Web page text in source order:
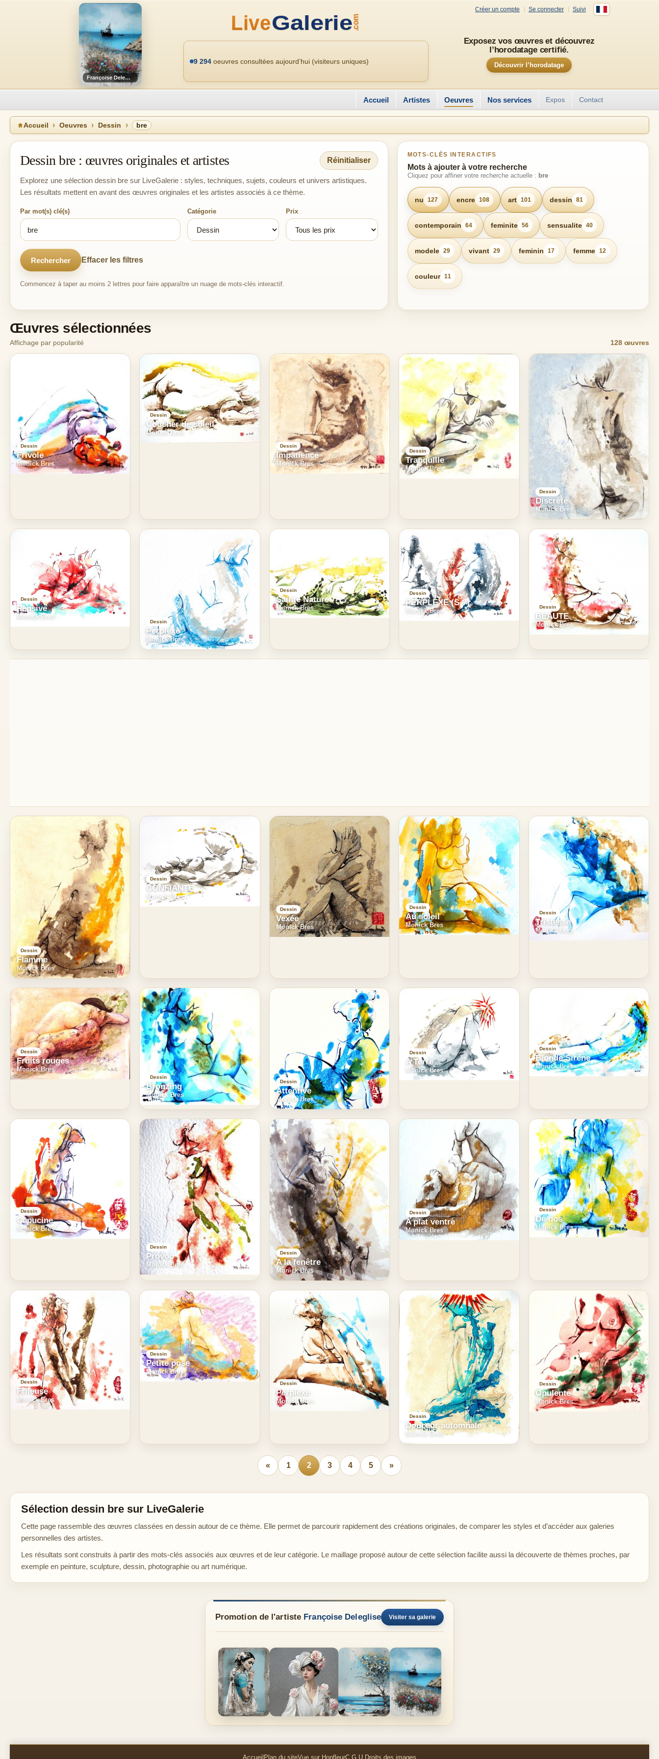
Françoise Deleglise
Créer un compte Se connecter Suivi
Exposez vos œuvres et découvrez
l’horodatage certifié.
Découvrir l’horodatage
9 294 oeuvres consultées aujourd’hui (visiteurs uniques)
Accueil Artistes Oeuvres Nos services Expos Contact
Accueil Oeuvres Dessin bre
Dessin bre : œuvres originales et artistes Réinitialiser
Explorez une sélection dessin bre sur LiveGalerie : styles, techniques, sujets, couleurs et univers artistiques.
Les résultats mettent en avant des œuvres originales et les artistes associés à ce thème.
Par mot(s) clé(s) Catégorie Prix
Rechercher Effacer les filtres
Commencez à taper au moins 2 lettres pour faire apparaître un nuage de mots-clés interactif.
MOTS-CLÉS INTERACTIFS
Mots à ajouter à votre recherche
Cliquez pour affiner votre recherche actuelle : bre
nu 127 encre 108 art 101 dessin 81
contemporain 64 feminite 56 sensualite 40
modele 29 vivant 29 feminin 17 femme 12
couleur 11
Œuvres sélectionnées
Affichage par popularité 128 œuvres
Dessin
Frivole
Monick Bres
Dessin
Coucher de soleil
Monick Bres
Dessin
Impatience
Monick Bres
Dessin
Tranquille
Monick Bres
Dessin
Discrète
Monick Bres
Dessin
Pensive
Monick Bres
Dessin
Perplexe
Monick Bres
Dessin
Sainte Nature
Monick Bres
Dessin
PERPLEXE (S ?)
Monick Bres
Dessin
BEAUTE
Monick Bres
Dessin
Flamme
Monick Bres
Dessin
CONFIANTE
Monick Bres
Dessin
Vexée
Monick Bres
Dessin
Au soleil
Monick Bres
Dessin
Tristesse
Monick Bres
Dessin
Fruits rouges
Monick Bres
Dessin
Bronzing
Monick Bres
Dessin
Attentive
Monick Bres
Dessin
A Terre
Monick Bres
Dessin
Blonde Sirène
Monick Bres
Dessin
Capucine
Monick Bres
Dessin
Provoc
Monick Bres
Dessin
A la fenêtre
Monick Bres
Dessin
A plat ventre
Monick Bres
Dessin
De dos
Monick Bres
Dessin
Frileuse
Monick Bres
Dessin
Petite pose
Monick Bres
Dessin
Perplexe
Monick Bres
Dessin
Douceur automnale
Monick Bres
Dessin
Opulente
Monick Bres
« 1 2 3 4 5 »
Sélection dessin bre sur LiveGalerie
Cette page rassemble des œuvres classées en dessin autour de ce thème. Elle permet de parcourir rapidement des créations originales, de comparer les styles et d’accéder aux galeries
personnelles des artistes.
Les résultats sont construits à partir des mots-clés associés aux œuvres et de leur catégorie. Le maillage proposé autour de cette sélection facilite aussi la découverte de thèmes proches, par
exemple en peinture, sculpture, dessin, photographie ou art numérique.
Promotion de l'artiste Françoise Deleglise Visiter sa galerie
AccueilPlan du siteVue sur HonfleurC.G.U. Droits des images